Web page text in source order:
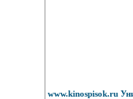
www.kinospisok.ru